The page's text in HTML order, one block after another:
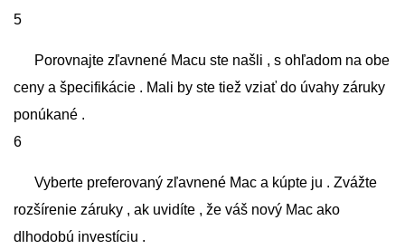
5
Porovnajte zľavnené Macu ste našli , s ohľadom na obe
ceny a špecifikácie . Mali by ste tiež vziať do úvahy záruky
ponúkané .
6
Vyberte preferovaný zľavnené Mac a kúpte ju . Zvážte
rozšírenie záruky , ak uvidíte , že váš nový Mac ako
dlhodobú investíciu .